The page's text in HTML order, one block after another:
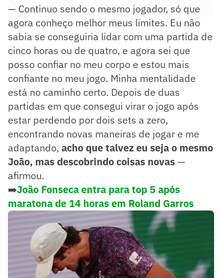
— Continuo sendo o mesmo jogador, só que
agora conheço melhor meus limites. Eu não
sabia se conseguiria lidar com uma partida de
cinco horas ou de quatro, e agora sei que
posso confiar no meu corpo e estou mais
confiante no meu jogo. Minha mentalidade
está no caminho certo. Depois de duas
partidas em que consegui virar o jogo após
estar perdendo por dois sets a zero,
encontrando novas maneiras de jogar e me
adaptando, acho que talvez eu seja o mesmo
João, mas descobrindo coisas novas—
afirmou.
➡️João Fonseca entra para top 5 após
maratona de 14 horas em Roland Garros